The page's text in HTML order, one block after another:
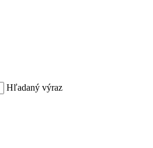
Hľadaný výraz